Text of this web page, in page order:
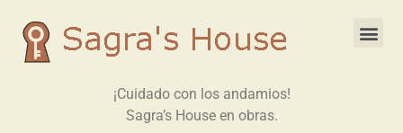
¡Cuidado con los andamios!
Sagra’s House en obras.